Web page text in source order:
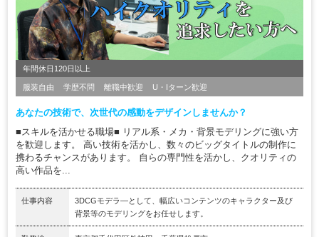
年間休日120日以上
服装自由 学歴不問 離職中歓迎 U・Iターン歓迎
あなたの技術で、次世代の感動をデザインしませんか？
■スキルを活かせる職場■ リアル系・メカ・背景モデリングに強い方
を歓迎します。 高い技術を活かし、数々のビッグタイトルの制作に
携わるチャンスがあります。 自らの専門性を活かし、クオリティの
高い作品を...
仕事内容
3DCGモデラ―として、幅広いコンテンツのキャラクター及び
背景等のモデリングをお任せします。